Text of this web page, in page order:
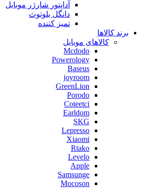
آداپتور شارژر موبایل
دانگل بلوتوث
تمیز کننده
برند کالاها
کالاهای موبایل
Mcdodo
Powerology
Baseus
joyroom
GreenLion
Porodo
Coteetci
Earldom
SKG
Lepresso
Xiaomi
Rtako
Levelo
Apple
Samsunge
Mocoson